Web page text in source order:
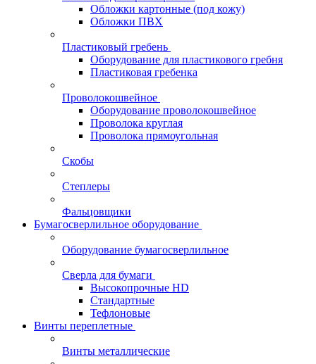
Обложки картонные (под кожу)
Обложки ПВХ
Пластиковый гребень
Оборудование для пластикового гребня
Пластиковая гребенка
Проволокошвейное
Оборудование проволокошвейное
Проволока круглая
Проволока прямоугольная
Скобы
Степлеры
Фальцовщики
Бумагосверлильное оборудование
Оборудование бумагосверлильное
Сверла для бумаги
Высокопрочные HD
Стандартные
Тефлоновые
Винты переплетные
Винты металлические